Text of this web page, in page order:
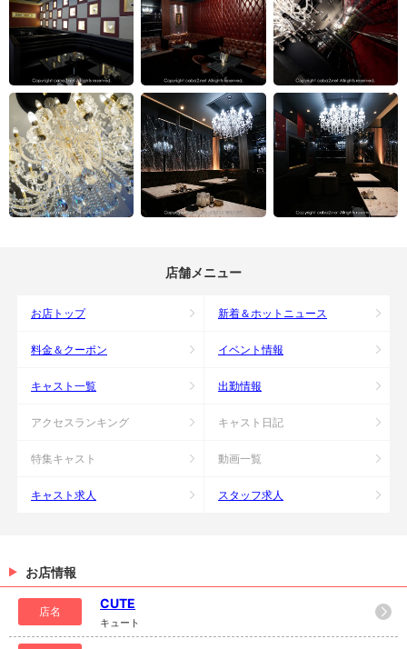
店舗メニュー
お店トップ 新着＆ホットニュース
料金＆クーポン イベント情報
キャスト一覧 出勤情報
アクセスランキング キャスト日記
特集キャスト 動画一覧
キャスト求人 スタッフ求人
お店情報
店名
CUTE
キュート